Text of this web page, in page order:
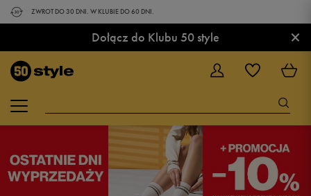
ZWROT DO 30 DNI. W KLUBIE DO 60 DNI.
Dołącz do Klubu 50 style ×